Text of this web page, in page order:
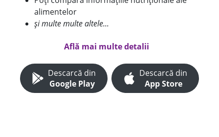
alimentelor
și multe multe altele...
Află mai multe detalii
Descarcă din
Google Play
Descarcă din
App Store